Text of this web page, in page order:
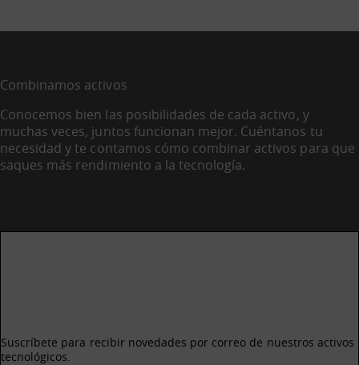
Combinamos activos
Conocemos bien las posibilidades de cada activo, y
muchas veces, juntos funcionan mejor. Cuéntanos tu
necesidad y te contamos cómo combinar activos para que
saques más rendimiento a la tecnología.
Suscríbete para recibir novedades por correo de nuestros activos
tecnológicos.